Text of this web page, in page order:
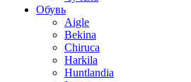
Обувь
Aigle
Bekina
Chiruсa
Harkila
Huntlandia